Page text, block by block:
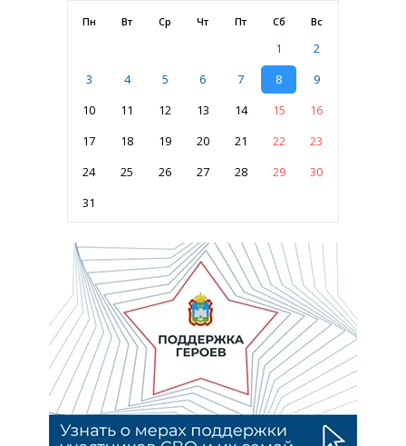
Пн Вт Ср Чт Пт Сб Вс
1
2
3
4 5 6 7 8
9
10
11 12 13 14 15
16
17
18 19 20 21 22
23
24
25 26 27 28 29
30
31